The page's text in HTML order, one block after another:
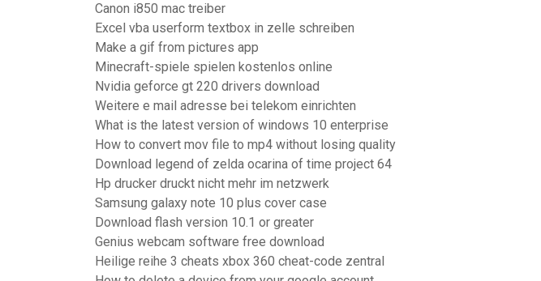
Canon i850 mac treiber
Excel vba userform textbox in zelle schreiben
Make a gif from pictures app
Minecraft-spiele spielen kostenlos online
Nvidia geforce gt 220 drivers download
Weitere e mail adresse bei telekom einrichten
What is the latest version of windows 10 enterprise
How to convert mov file to mp4 without losing quality
Download legend of zelda ocarina of time project 64
Hp drucker druckt nicht mehr im netzwerk
Samsung galaxy note 10 plus cover case
Download flash version 10.1 or greater
Genius webcam software free download
Heilige reihe 3 cheats xbox 360 cheat-code zentral